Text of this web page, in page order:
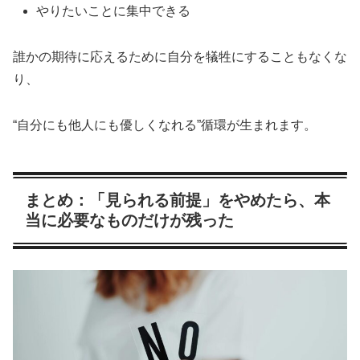
やりたいことに集中できる
誰かの期待に応えるために自分を犠牲にすることもなくな
り、
“自分にも他人にも優しくなれる”循環が生まれます。
まとめ：「見られる前提」をやめたら、本
当に必要なものだけが残った